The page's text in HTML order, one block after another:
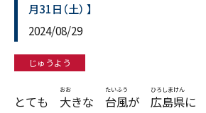
月31日（土） 】
2024/08/29
じゅうよう
とても 大きな 台風が 広島県に